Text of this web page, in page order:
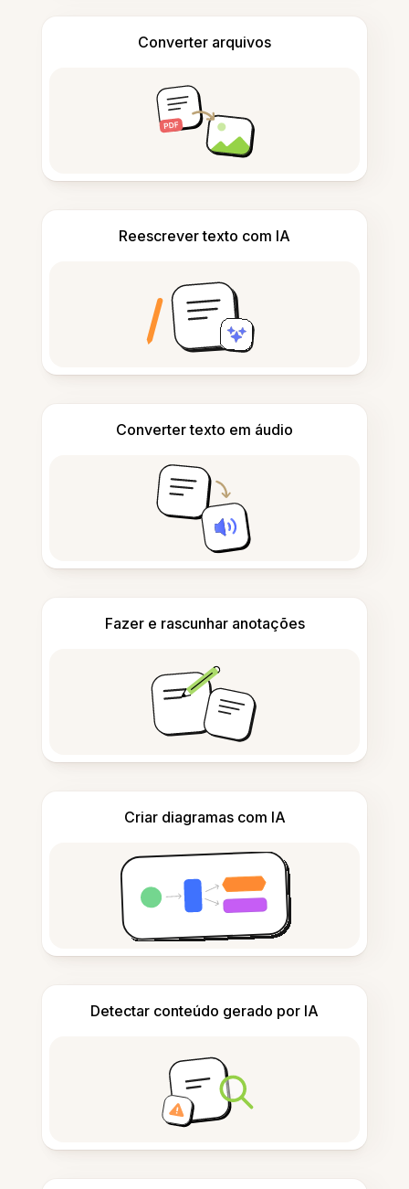
Converter arquivos
Reescrever texto com IA
Converter texto em áudio
Fazer e rascunhar anotações
Criar diagramas com IA
Detectar conteúdo gerado por IA